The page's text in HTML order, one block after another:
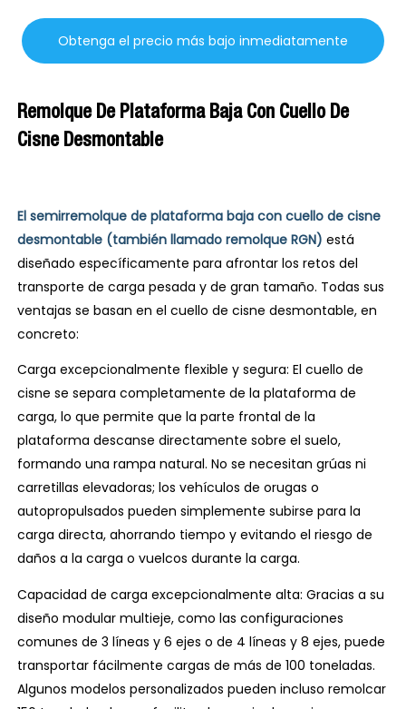
Obtenga el precio más bajo inmediatamente
Remolque De Plataforma Baja Con Cuello De
Cisne Desmontable
El semirremolque de plataforma baja con cuello de cisne
desmontable (también llamado remolque RGN) está
diseñado específicamente para afrontar los retos del
transporte de carga pesada y de gran tamaño. Todas sus
ventajas se basan en el cuello de cisne desmontable, en
concreto:
Carga excepcionalmente flexible y segura: El cuello de
cisne se separa completamente de la plataforma de
carga, lo que permite que la parte frontal de la
plataforma descanse directamente sobre el suelo,
formando una rampa natural. No se necesitan grúas ni
carretillas elevadoras; los vehículos de orugas o
autopropulsados ​​pueden simplemente subirse para la
carga directa, ahorrando tiempo y evitando el riesgo de
daños a la carga o vuelcos durante la carga.
Capacidad de carga excepcionalmente alta: Gracias a su
diseño modular multieje, como las configuraciones
comunes de 3 líneas y 6 ejes o de 4 líneas y 8 ejes, puede
transportar fácilmente cargas de más de 100 toneladas.
Algunos modelos personalizados pueden incluso remolcar